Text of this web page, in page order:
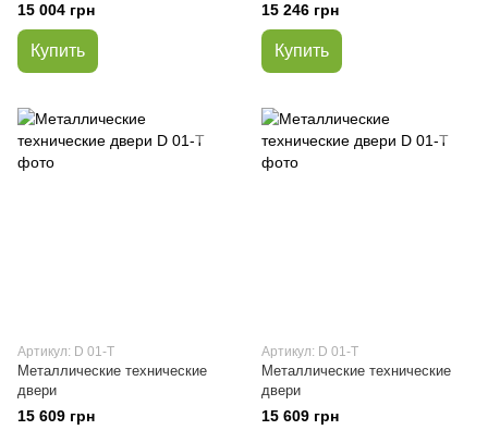
15 004 грн
Купить
15 246 грн
Купить
Артикул: D 01-Т
Металлические технические
двери
15 609 грн
Артикул: D 01-Т
Металлические технические
двери
15 609 грн